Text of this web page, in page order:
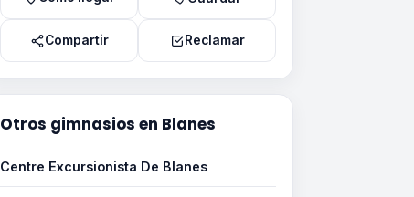
Compartir Reclamar
Otros gimnasios en Blanes
Centre Excursionista De Blanes